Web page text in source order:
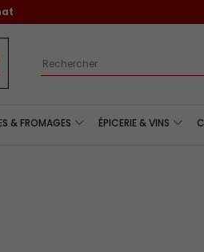
Recherche
& FROMAGES ÉPICERIE & VINS